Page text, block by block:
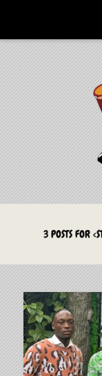
LE
La Culture du
3 POSTS FOR